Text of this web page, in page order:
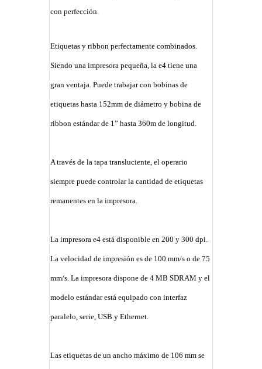
con perfección.
Etiquetas y ribbon perfectamente combinados.
Siendo una impresora pequeña, la e4 tiene una
gran ventaja. Puede trabajar con bobinas de
etiquetas hasta 152mm de diámetro y bobina de
ribbon estándar de 1” hasta 360m de longitud.
A través de la tapa transluciente, el operario
siempre puede controlar la cantidad de etiquetas
remanentes en la impresora.
La impresora e4 está disponible en 200 y 300 dpi.
La velocidad de impresión es de 100 mm/s o de 75
mm/s. La impresora dispone de 4 MB SDRAM y el
modelo estándar está equipado con interfaz
paralelo, serie, USB y Ethernet.
Las etiquetas de un ancho máximo de 106 mm se